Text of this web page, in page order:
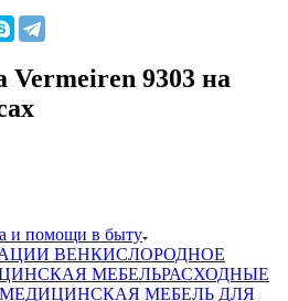
Vermeiren 9303 на
и помощи в быту
ВЕНКИСЛОРОДНОЕ
МЕБЕЛЬРАСХОДНЫЕ
МЕДИЦИНСКАЯ МЕБЕЛЬ ДЛЯ